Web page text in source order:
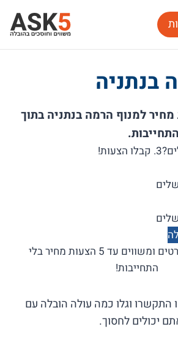
בנתניה
הצעות מחיר למנוף הרמה בנתניה בתוך
3. קבלו הצעות!
ממלאים את הפרטים ומשווים עד 5 הצעות מחיר בלי
התחייבות!
וגלו כמה עולה הובלה עם
יכולים לחסוך.